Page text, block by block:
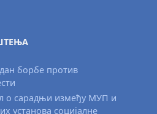
борбе против
о сарадњи између МУП и
установа социјалне